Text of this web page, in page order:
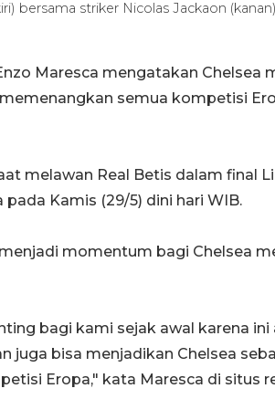
bersama striker Nicolas Jackaon
Maresca mengatakan Chelsea
semua kompetisi
melawan Real Betis dalam final
Kamis (29/5) dini hari WIB.
momentum bagi Chelsea
bagi kami sejak awal karena
juga bisa menjadikan Chelsea
Eropa," kata Maresca di situs